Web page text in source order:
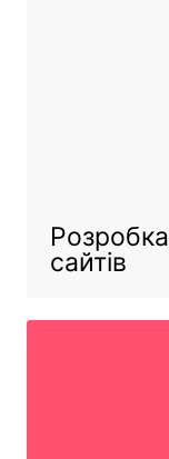
Розробка
сайтів